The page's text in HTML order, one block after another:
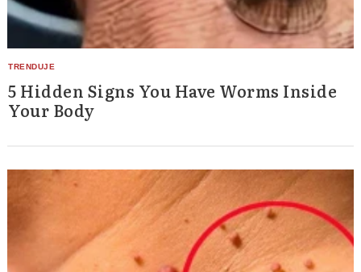
5 Hidden Signs You Have Worms Inside
Your Body